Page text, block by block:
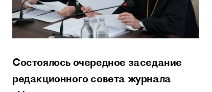
Состоялось очередное заседание
редакционного совета журнала